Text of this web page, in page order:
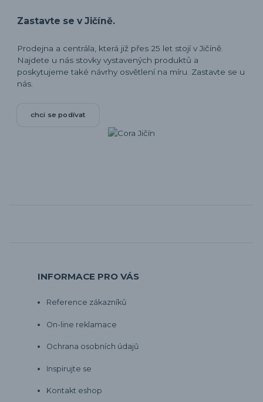
Zastavte se v Jičíně.
Prodejna a centrála, která již přes 25 let stojí v Jičíně.
Najdete u nás stovky vystavených produktů a
poskytujeme také návrhy osvětlení na míru. Zastavte se u
nás.
chci se podívat
INFORMACE PRO VÁS
Reference zákazníků
On-line reklamace
Ochrana osobních údajů
Inspirujte se
Kontakt eshop